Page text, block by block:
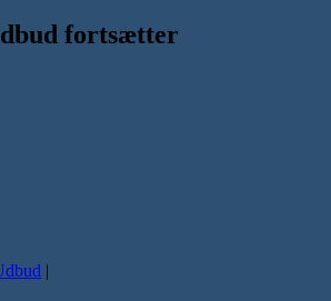
fortsætter
|